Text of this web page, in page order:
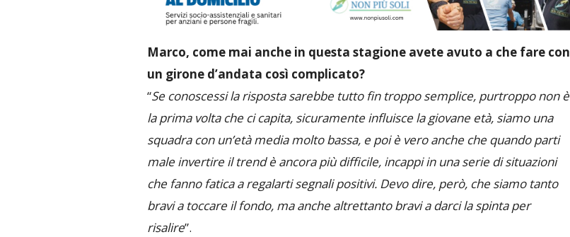
Marco, come mai anche in questa stagione avete avuto a che fare con
un girone d’andata così complicato?
“Se conoscessi la risposta sarebbe tutto fin troppo semplice, purtroppo non è
la prima volta che ci capita, sicuramente influisce la giovane età, siamo una
squadra con un’età media molto bassa, e poi è vero anche che quando parti
male invertire il trend è ancora più difficile, incappi in una serie di situazioni
che fanno fatica a regalarti segnali positivi. Devo dire, però, che siamo tanto
bravi a toccare il fondo, ma anche altrettanto bravi a darci la spinta per
risalire”.